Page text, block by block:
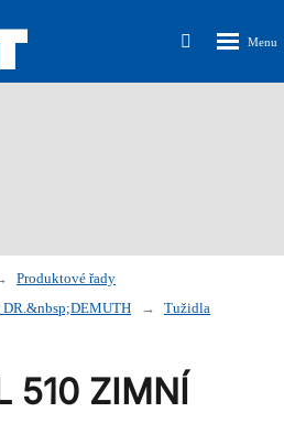
Vyhledávání
Produktové řady
Tužidla
510 ZIMNÍ